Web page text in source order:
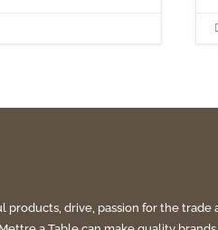
products, drive, passion for the trade